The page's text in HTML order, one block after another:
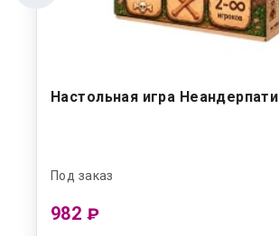
Настольная игра Неандерпати
Под заказ
982 ₽